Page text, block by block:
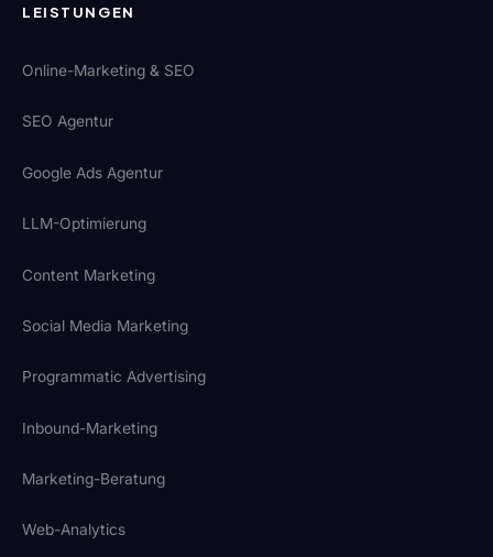
LEISTUNGEN
Online-Marketing & SEO
SEO Agentur
Google Ads Agentur
LLM-Optimierung
Content Marketing
Social Media Marketing
Programmatic Advertising
Inbound-Marketing
Marketing-Beratung
Web-Analytics